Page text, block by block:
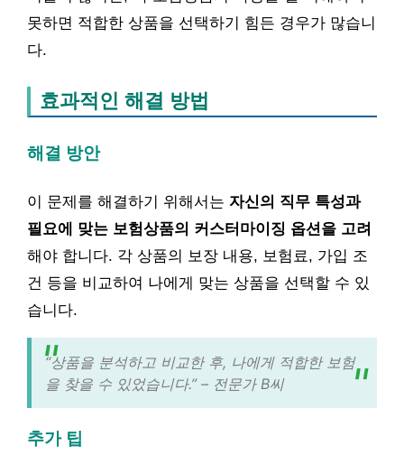
못하면 적합한 상품을 선택하기 힘든 경우가 많습니
다.
효과적인 해결 방법
해결 방안
이 문제를 해결하기 위해서는 자신의 직무 특성과
필요에 맞는 보험상품의 커스터마이징 옵션을 고려
해야 합니다. 각 상품의 보장 내용, 보험료, 가입 조
건 등을 비교하여 나에게 맞는 상품을 선택할 수 있
습니다.
“상품을 분석하고 비교한 후, 나에게 적합한 보험
을 찾을 수 있었습니다.” – 전문가 B씨
추가 팁